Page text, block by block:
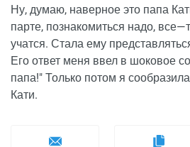
Ну, думаю, наверное это папа
парте, познакомиться надо,
учатся. Стала ему
Его ответ меня ввел в шоковое
папа!" Только потом я
Кати.